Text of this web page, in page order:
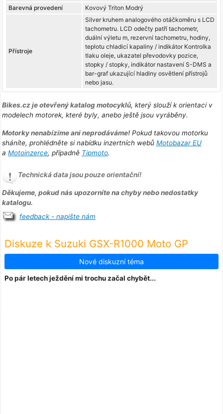
Barevná provedení
Kovový Triton Modrý
Přístroje
Silver kruhem analogového otáčkoměru s LCD
tachometru. LCD odečty patří tachometr,
duální výletu m, rezervní tachometru, hodiny,
teplotu chladicí kapaliny / indikátor Kontrolka
tlaku oleje, ukazatel převodovky pozice,
stopky / stopky, indikátor nastavení S-DMS a
bar-graf ukazující hladiny osvětlení přístrojů
nebo jasu.
Bikes.cz je otevřený katalog motocyklů, který slouží k orientaci v
modelech motorek, které byly, anebo ještě jsou vyráběny.
Motorky nenabízíme ani neprodáváme!Pokud takovou motorku
sháníte, prohlédněte si nabídku inzertních webů Motobazar EU
a Motoinzerce, případně Tipmoto.
Technická data jsou pouze orientační!
Děkujeme, pokud nás upozorníte na chyby nebo nedostatky
katalogu.
feedback - napište nám
Diskuze k Suzuki GSX-R1000 Moto GP
Nové diskuzní téma
Po pár letech ježdění mi trochu začal chybět...